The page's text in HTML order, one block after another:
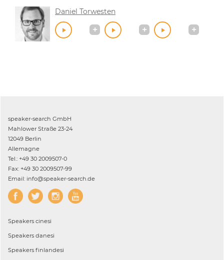
Daniel Torwesten
speaker-search GmbH
Mahlower Straße 23-24
12049 Berlin
Allemagne
Tel.: +49 30 2009507-0
Fax: +49 30 2009507-99
Email: info@speaker-search.de
Speakers cinesi
Speakers danesi
Speakers finlandesi